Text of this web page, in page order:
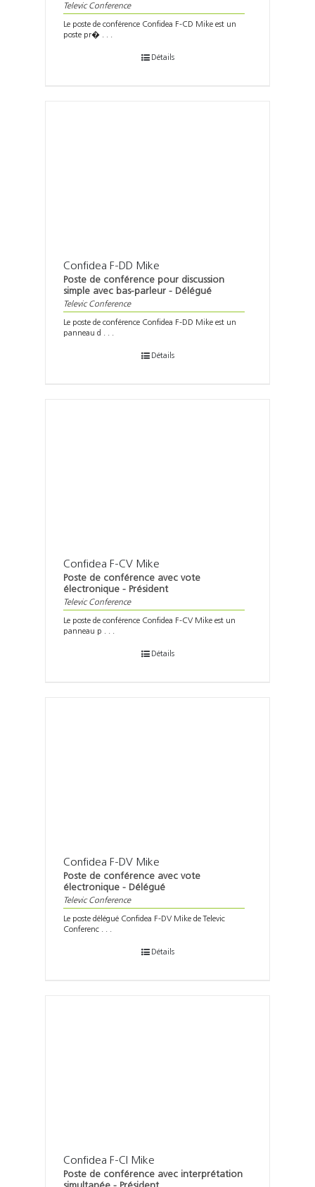
Televic Conference
Le poste de conférence Confidea F-CD Mike est un
poste pr� . . .
Détails
Confidea F-DD Mike
Poste de conférence pour discussion
simple avec bas-parleur - Délégué
Televic Conference
Le poste de conférence Confidea F-DD Mike est un
panneau d . . .
Détails
Confidea F-CV Mike
Poste de conférence avec vote
électronique - Président
Televic Conference
Le poste de conférence Confidea F-CV Mike est un
panneau p . . .
Détails
Confidea F-DV Mike
Poste de conférence avec vote
électronique - Délégué
Televic Conference
Le poste délégué Confidea F-DV Mike de Televic
Conferenc . . .
Détails
Confidea F-CI Mike
Poste de conférence avec interprétation